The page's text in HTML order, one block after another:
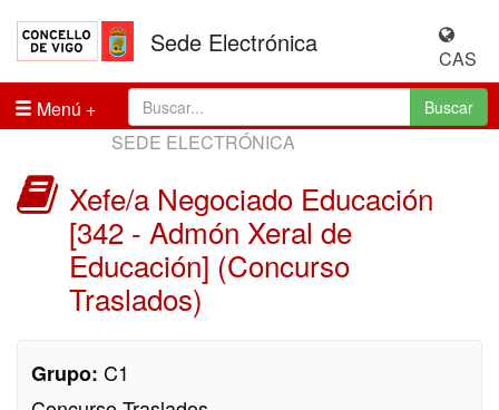
Sede Electrónica
CAS
Menú
Buscar
SEDE ELECTRÓNICA
Xefe/a Negociado Educación
[342 - Admón Xeral de
Educación] (Concurso
Traslados)
Grupo: C1